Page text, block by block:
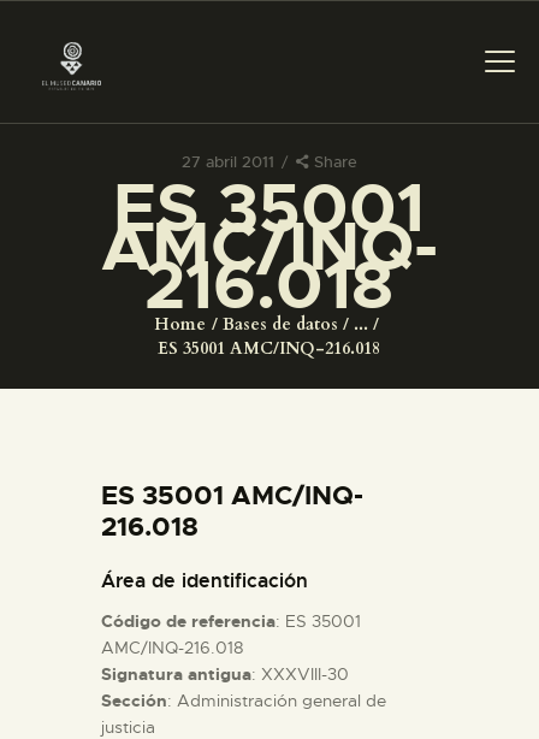
27 abril 2011 Share
ES 35001
AMC/INQ-
216.018
Home Bases de datos
...
ES 35001 AMC/INQ-216.018
PREPARAR LA VISITA
ACTIVIDADES
COLECCIONES
ESPAÑOL
PREPARAR LA VISITA
ES 35001 AMC/INQ-
216.018
Área de identificación
Código de referencia: ES 35001
AMC/INQ-216.018
Signatura antigua: XXXVIII-30
Sección: Administración general de
justicia